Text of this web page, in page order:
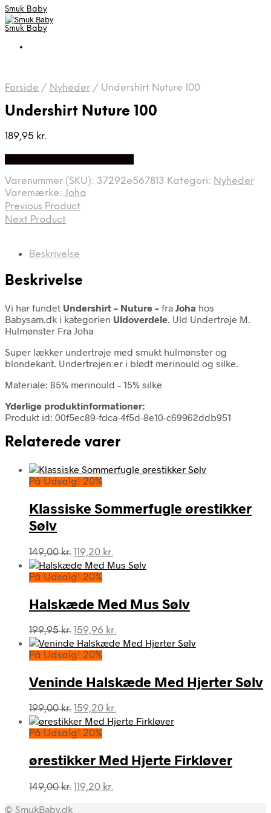
Smuk Baby
Smuk Baby
Forside / Nyheder / Undershirt Nuture 100
Undershirt Nuture 100
189,95 kr.
Varenummer (SKU): 37292e567813 Kategori: Nyheder
Varemærke: Joha
Previous Product
Next Product
Beskrivelse
Beskrivelse
Vi har fundet Undershirt – Nuture – fra Joha hos
Babysam.dk i kategorien Uldoverdele. Uld Undertrøje M.
Hulmønster Fra Joha
Super lækker undertrøje med smukt hulmønster og
blondekant. Undertrøjen er i blødt merinould og silke.
Materiale: 85% merinould – 15% silke
Yderlige produktinformationer:
Produkt id: 00f5ec89-fdca-4f5d-8e10-c69962ddb951
Relaterede varer
På Udsalg! 20%
Klassiske Sommerfugle ørestikker
Sølv
149,00kr. Den
oprindelige
pris
149,00 kr..
119,20 kr.
aktuelle
119,20 kr..
På Udsalg! 20%
Halskæde Med Mus Sølv
199,95kr. Den
oprindelige
pris
199,95 kr..
159,96 kr.
aktuelle
159,96 kr..
På Udsalg! 20%
Veninde Halskæde Med Hjerter Sølv
199,00kr. Den
oprindelige
pris
199,00 kr..
159,20 kr.
aktuelle
159,20 kr..
På Udsalg! 20%
ørestikker Med Hjerte Firkløver
149,00kr. Den
119,20 kr.
© SmukBaby.dk